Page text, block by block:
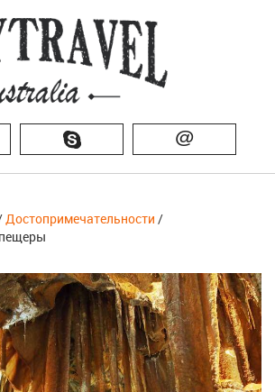
@
Достопримечательности /